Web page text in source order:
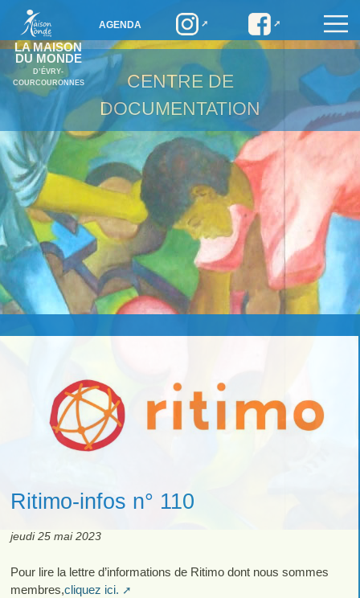
LA MAISON
DU MONDE
D’ÉVRY-
COURCOURONNES
AGENDA
CENTRE DE
DOCUMENTATION
Ritimo-infos n° 110
jeudi 25 mai 2023
Pour lire la lettre d’informations de Ritimo dont nous sommes
membres,cliquez ici.